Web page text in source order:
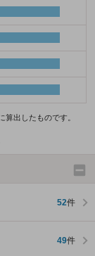
算出したものです。
52件
49件